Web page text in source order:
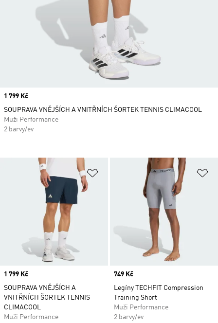
Přidat do seznamu přání
Price
1 799 Kč
SOUPRAVA VNĚJŠÍCH A
VNITŘNÍCH ŠORTEK TENNIS
CLIMACOOL
Muži Performance
Price
749 Kč
Legíny TECHFIT Compression
Training Short
Muži Performance
2 barvy/ev
Price
1 799 Kč
SOUPRAVA VNĚJŠÍCH A VNITŘNÍCH ŠORTEK TENNIS CLIMACOOL
Muži Performance
2 barvy/ev